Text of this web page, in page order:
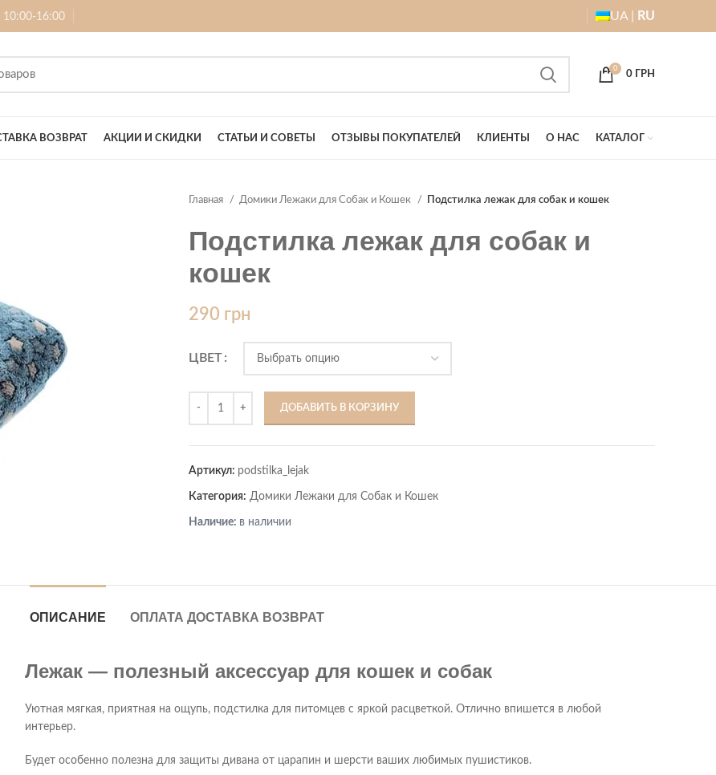
10:00-16:00 UA | RU
0
0 ГРН
ВОЗВРАТ АКЦИИ И СКИДКИ СТАТЬИ И СОВЕТЫ ОТЗЫВЫ ПОКУПАТЕЛЕЙ КЛИЕНТЫ О НАС КАТАЛОГ
Главная Домики Лежаки для Собак и Кошек Подстилка лежак для собак и кошек
Подстилка лежак для собак и
кошек
290 грн
ЦВЕТ
ДОБАВИТЬ В КОРЗИНУ
Артикул: podstilka_lejak
Категория: Домики Лежаки для Собак и Кошек
Наличие: в наличии
ОПИСАНИЕ ОПЛАТА ДОСТАВКА ВОЗВРАТ
Лежак — полезный аксессуар для кошек и собак
Уютная мягкая, приятная на ощупь, подстилка для питомцев с яркой расцветкой. Отлично впишется в любой
интерьер.
Будет особенно полезна для защиты дивана от царапин и шерсти ваших любимых пушистиков.